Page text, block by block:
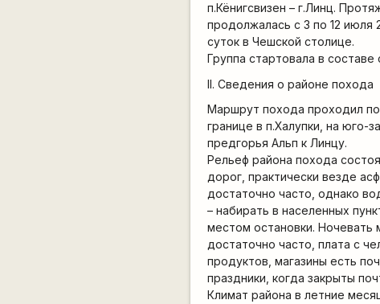
п.Кёнигсвизен – г.Линц.
продолжалась с 3 по 12 июля
суток в Чешской столице.
Группа стартовала в составе
II. Сведения о районе похода
Маршрут похода проходил
границе в п.Халупки, на
предгорья Альп к Линцу.
Рельеф района похода
дорог, практически везде
достаточно часто, однако
– набирать в населенных
местом остановки. Ночевать
достаточно часто, плата с
продуктов, магазины есть
праздники, когда закрыты
Климат района в летние